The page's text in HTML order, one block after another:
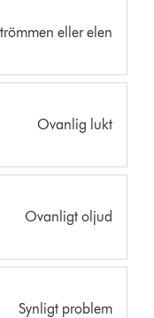
eller elen
Ovanlig lukt
Ovanligt oljud
Synligt problem